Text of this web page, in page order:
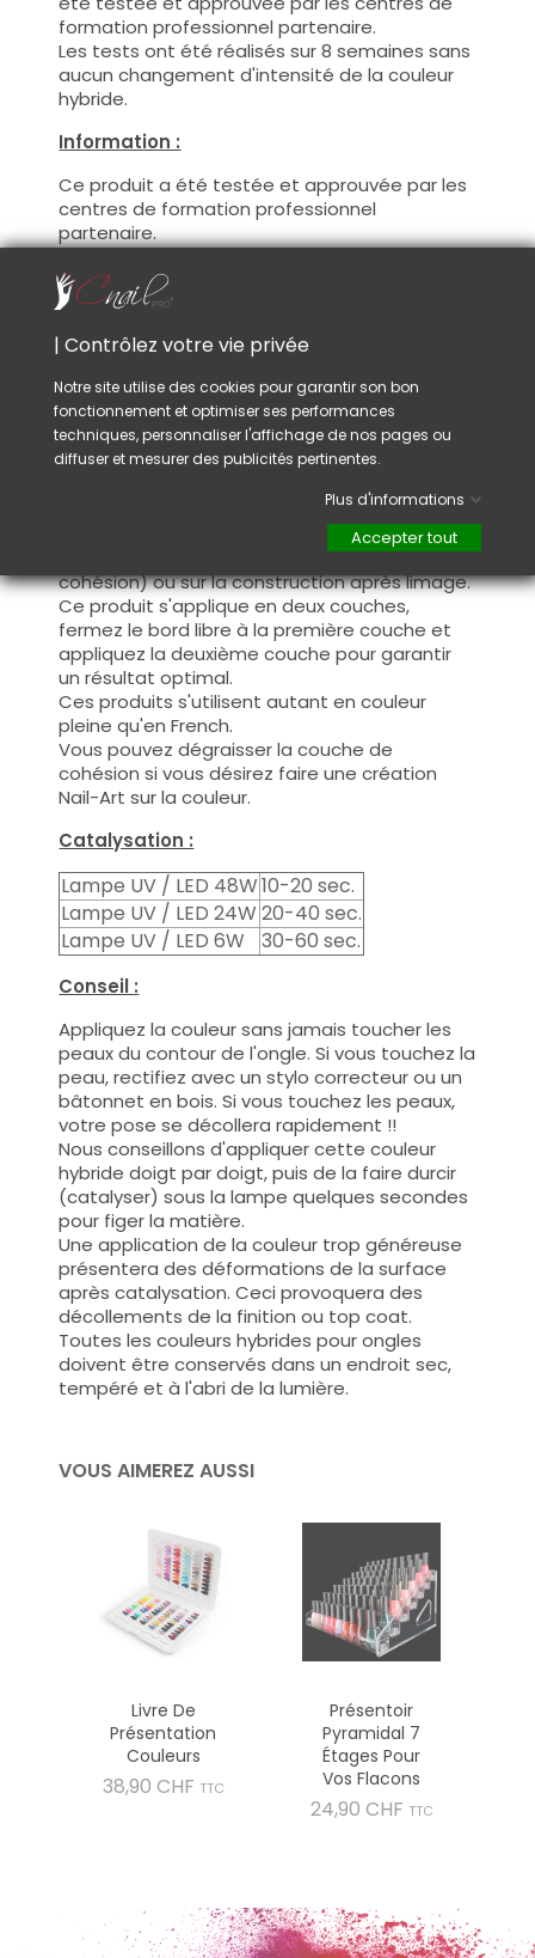
formation professionnel partenaire.
Les tests ont été réalisés sur 8 semaines sans
aucun changement d'intensité de la couleur
hybride.
Information :
Ce produit a été testée et approuvée par les
centres de formation professionnel
partenaire.
Avec ce produit vous pourrez satisfaire vos
clientes les plus exigeantes !
De plus, CNAILPRO porte une attention
suivons la réglementation en vigueur et
garantissons la conformité de nos produits.
Ceci pour garantir une sécurité d'utilisation
optimale.
Utilisation :
Cette couleur s'applique avec son pinceau, de
manière fine, sur la base (il n'est pas
nécessaire de dégraisser la couche de
cohésion) ou sur la construction après limage.
Ce produit s'applique en deux couches,
fermez le bord libre à la première couche et
appliquez la deuxième couche pour garantir
un résultat optimal.
Ces produits s'utilisent autant en couleur
pleine qu'en French.
Vous pouvez dégraisser la couche de
cohésion si vous désirez faire une création
Nail-Art sur la couleur.
Catalysation :
Lampe UV / LED 48W10-20 sec.
Lampe UV / LED 24W 20-40 sec.
Lampe UV / LED 6W
30-60 sec.
Conseil :
Appliquez la couleur sans jamais toucher les
peaux du contour de l'ongle. Si vous touchez la
peau, rectifiez avec un stylo correcteur ou un
bâtonnet en bois. Si vous touchez les peaux,
votre pose se décollera rapidement !!
Nous conseillons d'appliquer cette couleur
hybride doigt par doigt, puis de la faire durcir
(catalyser) sous la lampe quelques secondes
pour figer la matière.
Une application de la couleur trop généreuse
présentera des déformations de la surface
après catalysation. Ceci provoquera des
décollements de la finition ou top coat.
Toutes les couleurs hybrides pour ongles
doivent être conservés dans un endroit sec,
tempéré et à l'abri de la lumière.
VOUS AIMEREZ AUSSI
Livre De
Présentation
Couleurs
38,90 CHF Prix
TTC
Présentoir
Pyramidal 7
Étages Pour
Vos Flacons
24,90 CHF Prix
TTC
| Contrôlez votre vie privée
Notre site utilise des cookies pour garantir son bon
fonctionnement et optimiser ses performances
techniques, personnaliser l'affichage de nos pages ou
diffuser et mesurer des publicités pertinentes.
Plus d'informations
Accepter tout